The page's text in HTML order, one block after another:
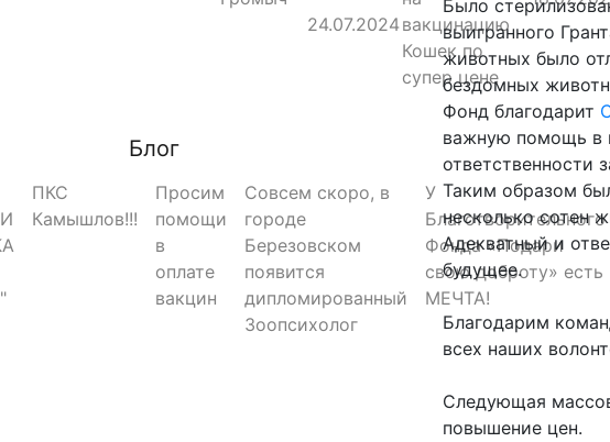
24.07.2024вакцинацию
Кошек по
супер цене
Блог
ПКС
Камышлов!!!
Просим
помощи
в
оплате
вакцин
Совсем скоро, в
городе
Березовском
появится
дипломированный
Зоопсихолог
У
Благотворительного
Фонда «Подари
свою доброту» есть
МЕЧТА!
Было
выигранного
животных было
бездомных
Фонд благодарит
важную помощь в
ответственности
Таким образом
несколько сотен
Адекватный и
будущее.
Благодарим
всех наших
Следующая
повышение цен.